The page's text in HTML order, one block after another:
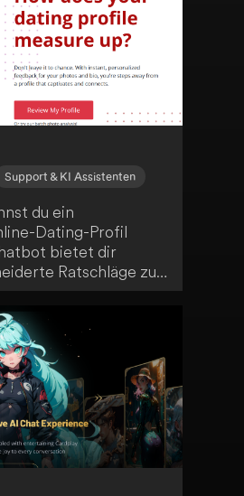
Support & KI Assistenten
du ein
Dating-Profil
bietet dir
Ratschläge zur
Fotos und zur
Hebe dich ab
Partner an, um dein